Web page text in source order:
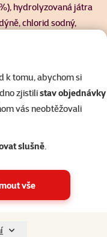
k tomu, abychom si
zjistilistav objednávky
vás neobtěžovali
slušně.
vše
hydrolyzovaná játra
chlorid sodný,
rakytník
(0,05 %),
tymián (0,05 %),
oligosacharidů,
schidigera (0,0072
tuk 14,0 %, vlhkost
0,85 %, hořčík 0,1